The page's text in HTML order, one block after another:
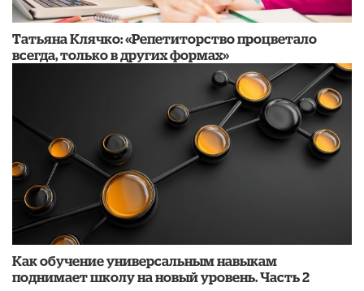
​Татьяна Клячко: «Репетиторство процветало
всегда, только в других формах»
​Как обучение универсальным навыкам
поднимает школу на новый уровень. Часть 2